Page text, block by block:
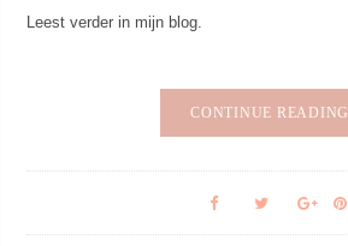
Leest verder in mijn blog.
CONTINUE READING